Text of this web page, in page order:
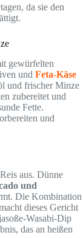
da sie den
gewürfelten
und Feta-Käse
und frischer Minze
zubereitet und
Fette.
und
aus. Dünne
und
Die Kombination
dieses Gericht
Wasabi-Dip
das an heißen